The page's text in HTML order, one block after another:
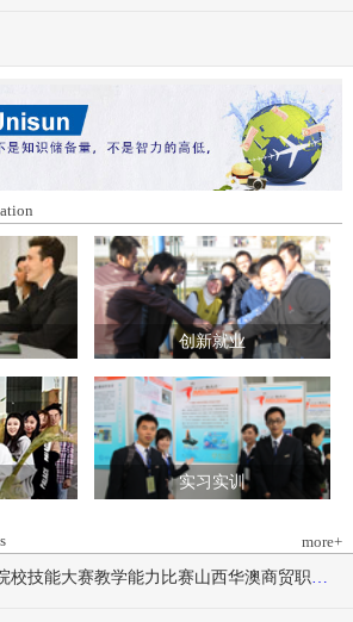
会为契机，涵养健康体魄、锤炼坚韧意
，将赛场上的拼搏精神、协作意识转化
学习工作的强大动力，凝心聚力、笃行
不怠，共同书写华澳学院高质量发展的崭
新篇章。 本届开幕式以“逐梦 健康 奋进
恩”为脉络，献上四场精彩展演。 健康
同行，雅韵律动 优雅交谊舞翩跹起舞，
舞步轻盈、配合默契，在旋转与迈步间绽
自信从容的青春风采。 感恩于心，团
奋进 歌舞表演温暖有力，音符与舞步
递同心同行的信念，凝聚团结力量，共
赛场追梦之旅。 学院党委书记刘国垠
宣布山西华澳商贸职业学院2026年春季田
运动会正式开始！
共享机制，共同开发实践教学基地，打
造特色育人载体。三要强化队伍建设。通
过挂职帮带、专题培训、观摩交流等形
，培育政治强、业务精、作风正的党务
和思政工作队伍。四要推动深度融合。把
结对共建融入专业建设、科研创新、人才
养、社会服务全过程，让党建引领下的
际合作，既赋能民办高校规范发展，也
助力公办高校拓展育人维度。 在共同见
下，三方校领导签署了《党建和思想政
工作结对共建协议书》。 此次签约不
为党建和思想政治工作搭建起常态化、
度化的交流平台，更为三方在更广领
域、更深层次的合作奠定了坚实基础。相
责任部门将主动对接、深化交流，推动
建内容落地见效，共同谱写公办民办高
协同发展的新篇章。
创新就业
实习实训
more+
赛教学能力比赛山西华澳商贸职业学院参赛团队信息公示